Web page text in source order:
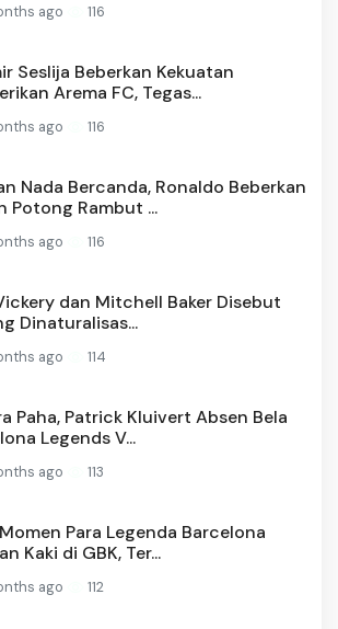
ago 116
Seslija Beberkan Kekuatan
Arema FC, Tegas...
ago 116
Nada Bercanda, Ronaldo Beberkan
Potong Rambut ...
ago 116
dan Mitchell Baker Disebut
Dinaturalisas...
ago 114
Paha, Patrick Kluivert Absen Bela
Legends V...
ago 113
Para Legenda Barcelona
Kaki di GBK, Ter...
ago 112